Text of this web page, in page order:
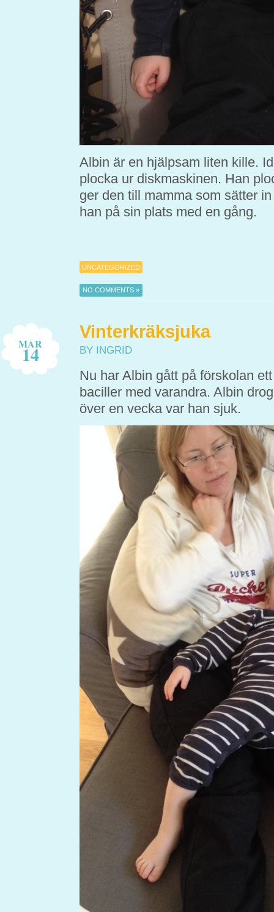
Albin är en hjälpsam liten kille.
plocka ur diskmaskinen. Han
ger den till mamma som sätter
han på sin plats med en gång.
UNCATEGORIZED
NO COMMENTS »
MAR
14
Vinterkräksjuka
BY INGRID
Nu har Albin gått på förskolan
baciller med varandra. Albin
över en vecka var han sjuk.